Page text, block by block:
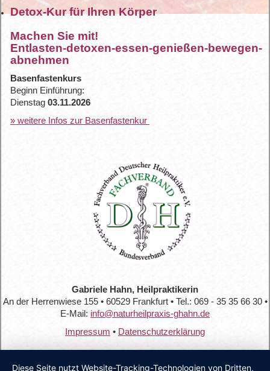
Detox-Kur für Ihren Körper
Machen Sie mit!
Entlasten-detoxen-essen-genießen-bewegen-
abnehmen
Basenfastenkurs
Beginn Einführung:
Dienstag 03.11.2026
» weitere Infos zur Basenfastenkur
Gabriele Hahn, Heilpraktikerin
An der Herrenwiese 155 • 60529 Frankfurt • Tel.: 069 - 35 35 66 30 •
E-Mail: info@naturheilpraxis-ghahn.de
Impressum • Datenschutzerklärung
Diese Seite nutzt Website-Tracking-Technologien von Dritten,